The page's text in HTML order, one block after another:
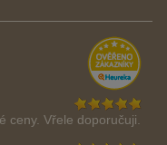
ceny. Vřele doporučuji.